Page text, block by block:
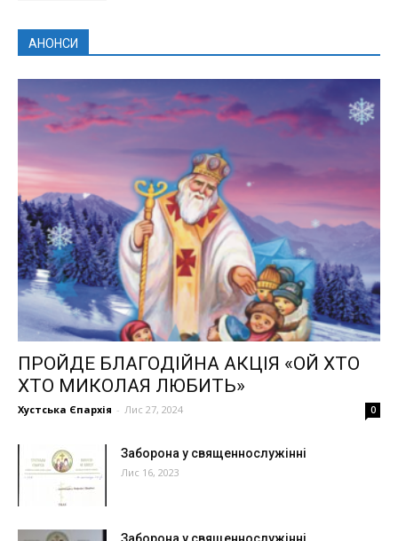
АНОНСИ
ПРОЙДЕ БЛАГОДІЙНА АКЦІЯ «ОЙ ХТО
ХТО МИКОЛАЯ ЛЮБИТЬ»
Хустська Єпархія - Лис 27, 2024 0
Заборона у священнослужінні
Лис 16, 2023